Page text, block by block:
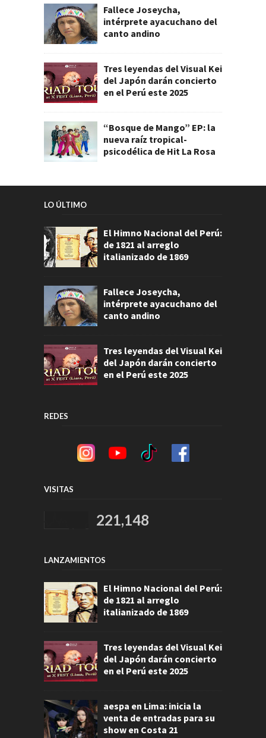
Fallece Joseycha,
intérprete ayacuchano del
canto andino
Tres leyendas del Visual Kei
del Japón darán concierto
en el Perú este 2025
“Bosque de Mango” EP: la
nueva raíz tropical-
psicodélica de Hit La Rosa
LO ÚLTIMO
El Himno Nacional del Perú:
de 1821 al arreglo
italianizado de 1869
Fallece Joseycha,
intérprete ayacuchano del
canto andino
Tres leyendas del Visual Kei
del Japón darán concierto
en el Perú este 2025
REDES
VISITAS
221,148
LANZAMIENTOS
El Himno Nacional del Perú:
de 1821 al arreglo
italianizado de 1869
Tres leyendas del Visual Kei
del Japón darán concierto
en el Perú este 2025
aespa en Lima: inicia la
venta de entradas para su
show en Costa 21